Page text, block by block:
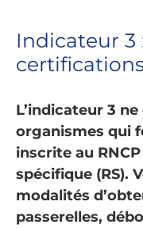
Indicateur 3
L’indicateur 3
organismes qui
inscrite au
spécifique (RS).
modalités
passerelles,